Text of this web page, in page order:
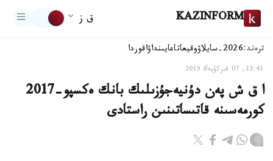
KAZINFORM ق ز
ترەند:2026-سايلاۋ وقيعاتاعايىنداۋاقوردا
13:41, 07 قىركۇيەك 2015
ا ق ش پەن دۇنيەجۇزىلىك بانك ەكسپو-2017
كورمەسىنە قاتىساتىنىن راستادى